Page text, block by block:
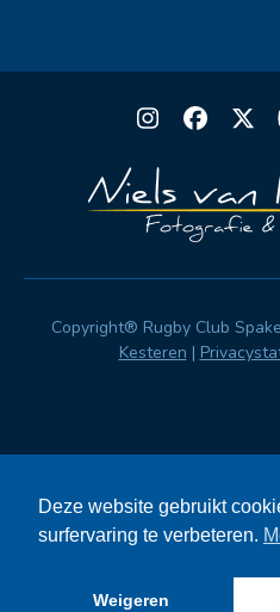
Instagram
Copyright® Rugby Club
Kesteren |
Deze website gebruikt
surfervaring te verbeteren.
Weigeren